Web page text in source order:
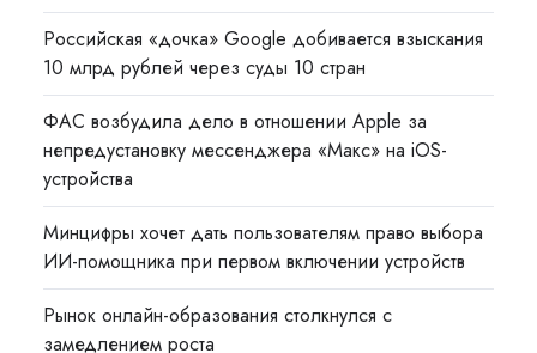
Российская «дочка» Google добивается взыскания
10 млрд рублей через суды 10 стран
ФАС возбудила дело в отношении Apple за
непредустановку мессенджера «Макс» на iOS-
устройства
Минцифры хочет дать пользователям право выбора
ИИ-помощника при первом включении устройств
Рынок онлайн-образования столкнулся с
замедлением роста